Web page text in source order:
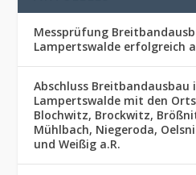
Messprüfung
Lampertswalde erfolgreich
Abschluss Breitbandausbau
Lampertswalde mit den
Blochwitz, Brockwitz,
Mühlbach, Niegeroda,
und Weißig a.R.